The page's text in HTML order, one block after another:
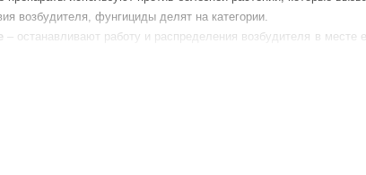
возбудителя, фунгициды делят на категории.
– останавливают работу и распределения возбудителя в